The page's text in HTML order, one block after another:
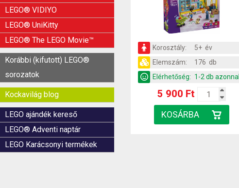
LEGO® VIDIYO
LEGO® UniKitty
LEGO® The LEGO Movie™
Korábbi (kifutott) LEGO®
sorozatok
Kockavilág blog
LEGO ajándék kereső
LEGO® Adventi naptár
LEGO Karácsonyi termékek
Korosztály:
5+ év
Elemszám:
176 db
Elérhetőség: 1-2 db azonnal
5 900 Ft